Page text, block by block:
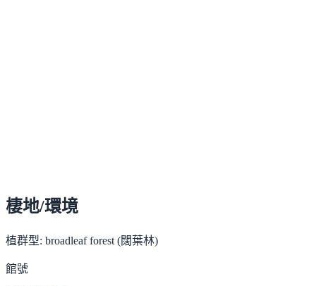
棲地/環境
植群型: broadleaf forest (闊葉林)
館號